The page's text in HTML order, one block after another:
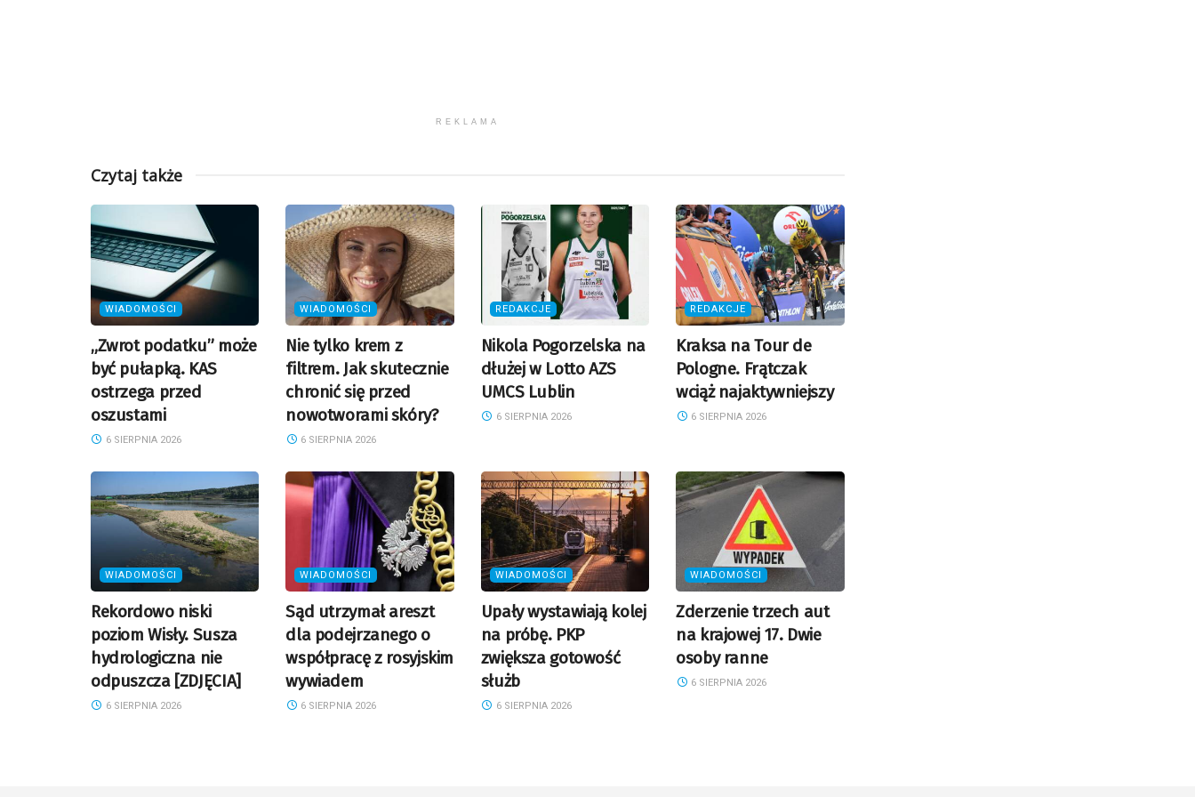
REKLAMA
Czytaj także
WIADOMOŚCI
„Zwrot podatku” może
być pułapką. KAS
ostrzega przed
oszustami
6 SIERPNIA 2026
WIADOMOŚCI
Nie tylko krem z
filtrem. Jak skutecznie
chronić się przed
nowotworami skóry?
6 SIERPNIA 2026
REDAKCJE
Nikola Pogorzelska na
dłużej w Lotto AZS
UMCS Lublin
6 SIERPNIA 2026
REDAKCJE
Kraksa na Tour de
Pologne. Frątczak
wciąż najaktywniejszy
6 SIERPNIA 2026
WIADOMOŚCI
Rekordowo niski
poziom Wisły. Susza
hydrologiczna nie
odpuszcza [ZDJĘCIA]
6 SIERPNIA 2026
WIADOMOŚCI
Sąd utrzymał areszt
dla podejrzanego o
współpracę z rosyjskim
wywiadem
6 SIERPNIA 2026
WIADOMOŚCI
Upały wystawiają kolej
na próbę. PKP
zwiększa gotowość
służb
6 SIERPNIA 2026
WIADOMOŚCI
Zderzenie trzech aut
na krajowej 17. Dwie
osoby ranne
6 SIERPNIA 2026